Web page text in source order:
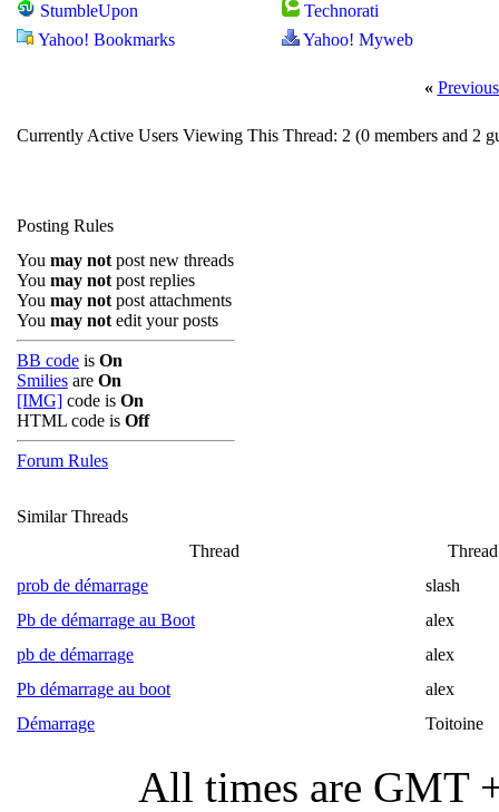
StumbleUpon
Technorati
Yahoo! Bookmarks
Yahoo! Myweb
«
Currently Active Users Viewing This Thread: 2 (0 members and 2
Posting Rules
You may not post new threads
You may not post replies
You may not post attachments
You may not edit your posts
BB code is On
Smilies are On
[IMG] code is On
HTML code is Off
Forum Rules
Similar Threads
Thread
prob de démarrage
slash
Pb de démarrage au Boot
alex
pb de démarrage
alex
Pb démarrage au boot
alex
Démarrage
Toitoine
All times are GMT